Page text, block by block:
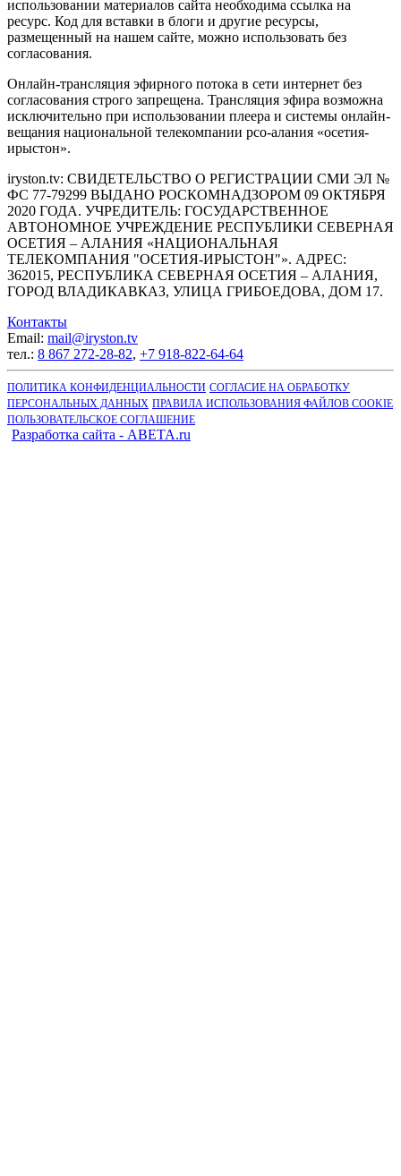
использовании материалов сайта необходима ссылка на
ресурс. Код для вставки в блоги и другие ресурсы,
размещенный на нашем сайте, можно использовать без
согласования.
Онлайн-трансляция эфирного потока в сети интернет без
согласования строго запрещена. Трансляция эфира возможна
исключительно при использовании плеера и системы онлайн-
вещания национальной телекомпании рсо-алания «осетия-
ирыстон».
iryston.tv: CВИДЕТЕЛЬСТВО О РЕГИСТРАЦИИ СМИ ЭЛ №
ФС 77-79299 ВЫДАНО РОСКОМНАДЗОРОМ 09 ОКТЯБРЯ
2020 ГОДА. УЧРЕДИТЕЛЬ: ГОСУДАРСТВЕННОЕ
АВТОНОМНОЕ УЧРЕЖДЕНИЕ РЕСПУБЛИКИ СЕВЕРНАЯ
ОСЕТИЯ – АЛАНИЯ «НАЦИОНАЛЬНАЯ
ТЕЛЕКОМПАНИЯ "ОСЕТИЯ-ИРЫСТОН"». АДРЕС:
362015, РЕСПУБЛИКА СЕВЕРНАЯ ОСЕТИЯ – АЛАНИЯ,
ГОРОД ВЛАДИКАВКАЗ, УЛИЦА ГРИБОЕДОВА, ДОМ 17.
Контакты
Email: mail@iryston.tv
тел.: 8 867 272-28-82, +7 918-822-64-64
ПОЛИТИКА КОНФИДЕНЦИАЛЬНОСТИ СОГЛАСИЕ НА ОБРАБОТКУ
ПЕРСОНАЛЬНЫХ ДАННЫХ ПРАВИЛА ИСПОЛЬЗОВАНИЯ ФАЙЛОВ COOKIE
ПОЛЬЗОВАТЕЛЬСКОЕ СОГЛАШЕНИЕ
Разработка сайта - ABETA.ru